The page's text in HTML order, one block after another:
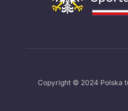
Copyright © 2024 Polska